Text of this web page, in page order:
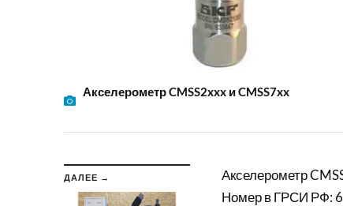
Акселерометр CMSS2xxx и CMSS7xx
ДАЛЕЕ → Акселерометр
Номер в ГРСИ РФ: